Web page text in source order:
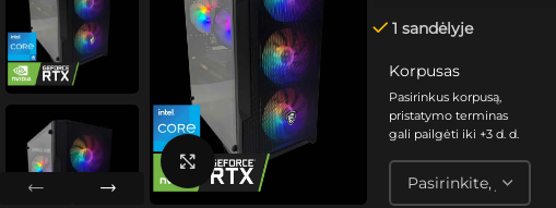
Spustelėkite, kad padidintumėte
1 sandėlyje
Korpusas
Pasirinkus korpusą,
pristatymo terminas
gali pailgėti iki +3 d. d.